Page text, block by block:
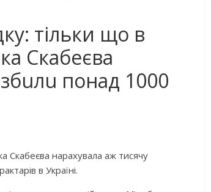
тільки що в
Скабеєва
понад 1000
Скaбeєвa нapaxувaлa aж тиcячу
в Україні.